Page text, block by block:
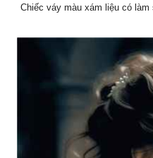
Chiếc váy màu xám liệu có